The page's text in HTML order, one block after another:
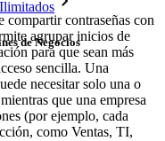
de Negocios
contraseñas con
agrupar inicios de
para que sean más
sencilla. Una
necesitar solo una o
que una empresa
(por ejemplo, cada
como Ventas, TI,